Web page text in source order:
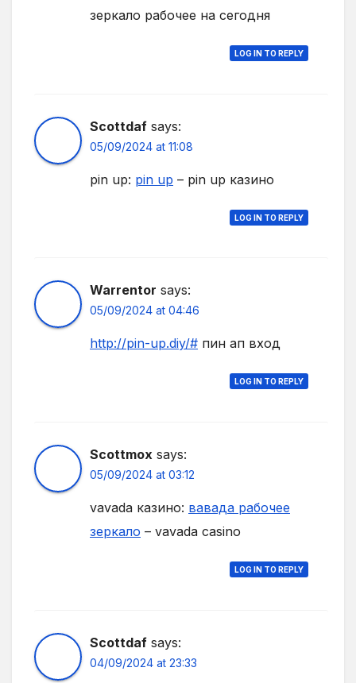
зеркало рабочее на сегодня
LOG IN TO REPLY
Scottdaf says:
05/09/2024 at 11:08
pin up: pin up – pin up казино
LOG IN TO REPLY
Warrentor says:
05/09/2024 at 04:46
http://pin-up.diy/# пин ап вход
LOG IN TO REPLY
Scottmox says:
05/09/2024 at 03:12
vavada казино: вавада рабочее
зеркало – vavada casino
LOG IN TO REPLY
Scottdaf says:
04/09/2024 at 23:33